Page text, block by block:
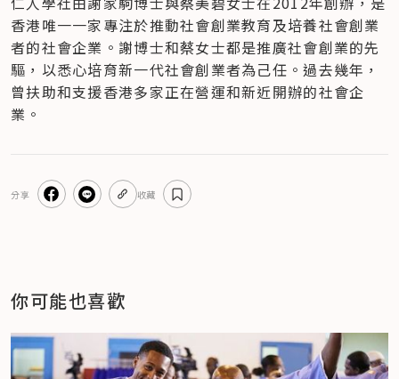
香港唯一一家專注於推動社會創業教育及培養社會創業
者的社會企業。謝博士和蔡女士都是推廣社會創業的先
驅，以悉心培育新一代社會創業者為己任。過去幾年，
曾扶助和支援香港多家正在營運和新近開辦的社會企
業。
分享 收藏
你可能也喜歡